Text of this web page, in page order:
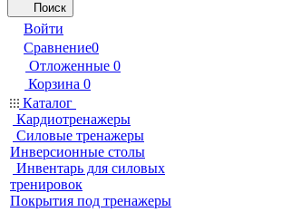
Поиск
Войти
Сравнение0
Отложенные 0
Корзина 0
Каталог
Кардиотренажеры
Силовые тренажеры
Инверсионные столы
Инвентарь для силовых
тренировок
Покрытия под тренажеры